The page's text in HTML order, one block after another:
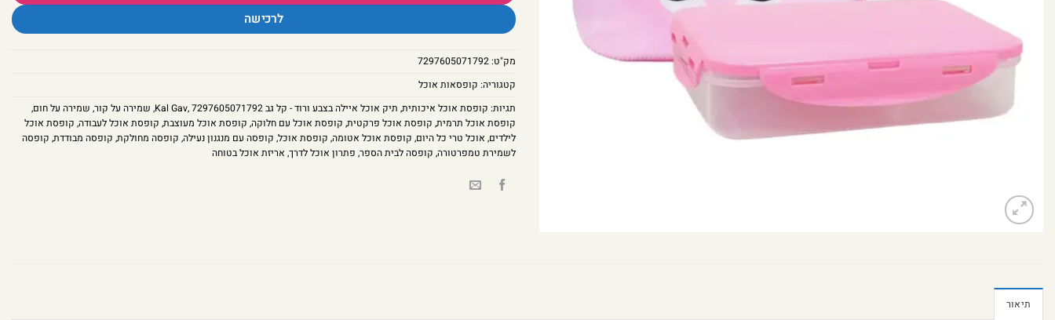
לרכישה
מק"ט:7297605071792
קטגוריה: קופסאות אוכל
תגיות: קופסת אוכל איכותית, תיק אוכל איילה בצבע ורוד - קל גב Kal Gav ,7297605071792
, שמירה על קור, שמירה על חום,
קופסת אוכל תרמית, קופסת אוכל פרקטית, קופסת אוכל עם חלוקה, קופסת אוכל מעוצבת, קופסת אוכל לעבודה, קופסת אוכל
לילדים, אוכל טרי כל היום, קופסת אוכל אטומה, קופסת אוכל, קופסה עם מנגנון נעילה, קופסה מחולקת, קופסה מבודדת, קופסה
לשמירת טמפרטורה, קופסה לבית הספר, פתרון אוכל לדרך, אריזת אוכל בטוחה
תיאור